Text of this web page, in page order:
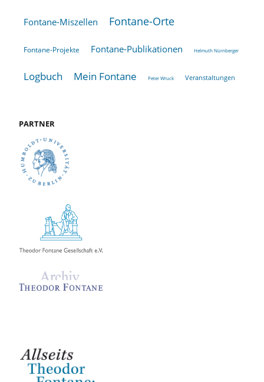
Fontane-Miszellen Fontane-Orte
Fontane-Projekte Fontane-Publikationen Helmuth Nürnberger
Logbuch Mein Fontane Peter Wruck Veranstaltungen
PARTNER